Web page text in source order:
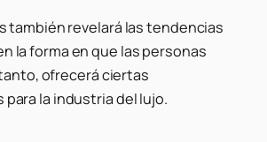
también revelará las tendencias
la forma en que las personas
ofrecerá ciertas
la industria del lujo.